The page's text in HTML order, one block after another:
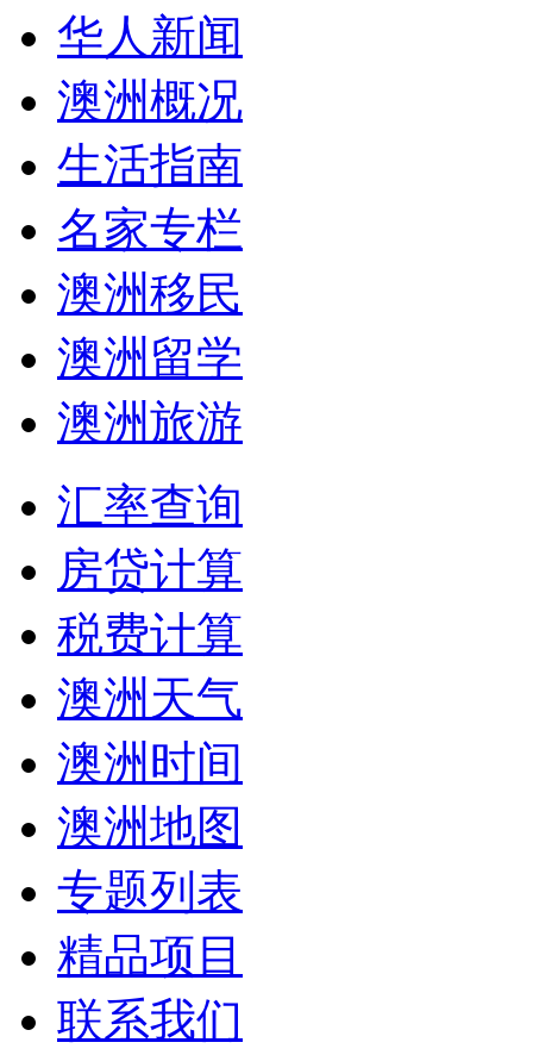
华人新闻
澳洲概况
生活指南
名家专栏
澳洲移民
澳洲留学
澳洲旅游
汇率查询
房贷计算
税费计算
澳洲天气
澳洲时间
澳洲地图
专题列表
精品项目
联系我们